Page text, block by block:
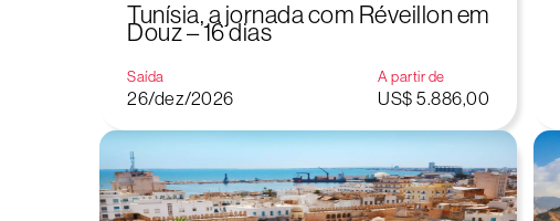
Tunísia, a jornada com Réveillon em
Douz – 16 dias
Saída
26/dez/2026
A partir de
US$ 5.886,00